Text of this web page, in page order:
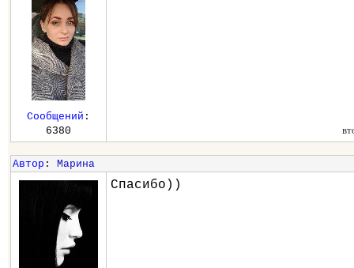
Сообщений :
6380
Автор : Марина
Спасибо))